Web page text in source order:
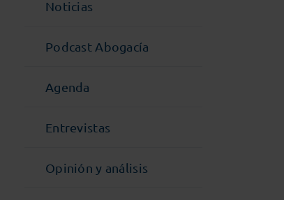
Noticias
Podcast Abogacía
Agenda
Entrevistas
Opinión y análisis